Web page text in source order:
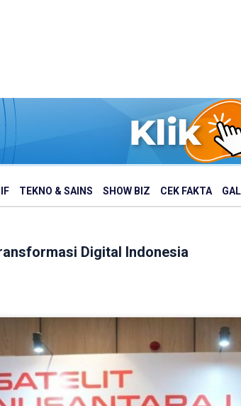
TEKNO & SAINS SHOW BIZ CEK FAKTA
Digital Indonesia